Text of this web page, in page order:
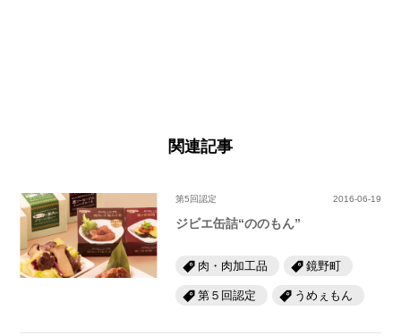
関連記事
第5回認定 2016-06-19
ジビエ缶詰“ののもん”
肉・肉加工品 鏡野町
第５回認定 うめぇもん